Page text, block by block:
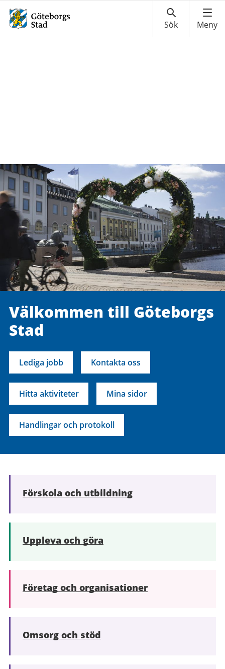
Välkommen till Göteborgs
Stad
Lediga jobb Kontakta oss
Hitta aktiviteter Mina sidor
Handlingar och protokoll
Förskola och utbildning
Uppleva och göra
Företag och organisationer
Omsorg och stöd